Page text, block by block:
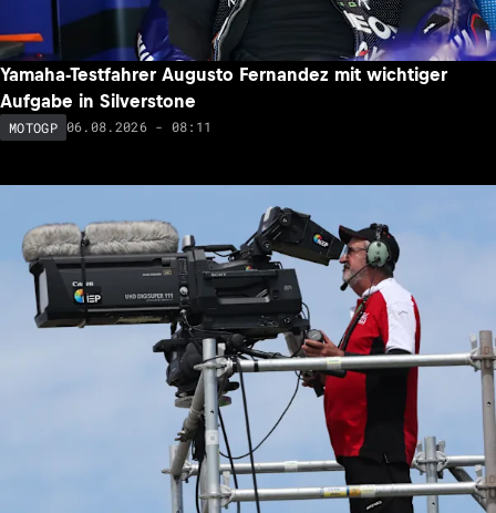
Yamaha-Testfahrer Augusto Fernandez mit wichtiger
Aufgabe in Silverstone
MOTOGP 06.08.2026 - 08:11